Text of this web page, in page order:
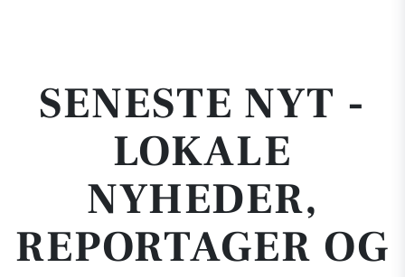
SENESTE NYT -
LOKALE
NYHEDER,
REPORTAGER OG